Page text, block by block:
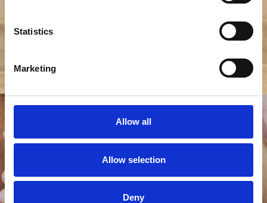
Statistics
Marketing
Allow all
Allow selection
Deny
Autoriseret af Styrelsen
alle behandlinger lever op til de absolut højeste krav
for patientsikkerhed.